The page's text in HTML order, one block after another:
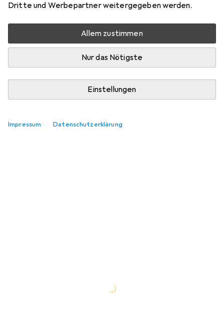
Dritte und Werbepartner weitergegeben werden.
Allem zustimmen
Nur das Nötigste
Einstellungen
Impressum Datenschutzerklärung